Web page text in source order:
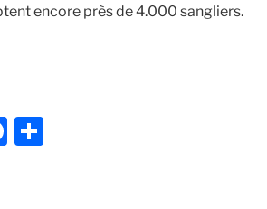
encore près de 4.000 sangliers.
F